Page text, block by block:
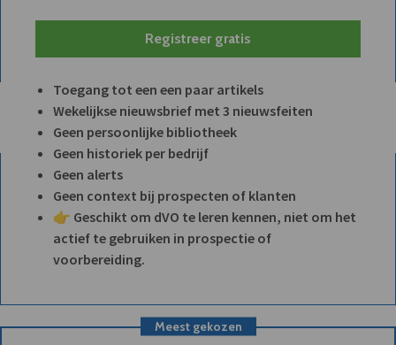
Registreer gratis
Toegang tot een een paar artikels
Wekelijkse nieuwsbrief met 3 nieuwsfeiten
Geen persoonlijke bibliotheek
Geen historiek per bedrijf
Geen alerts
Geen context bij prospecten of klanten
👉 Geschikt om dVO te leren kennen, niet om het
actief te gebruiken in prospectie of
voorbereiding.
Meest gekozen